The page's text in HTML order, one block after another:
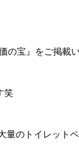
宝』をご掲載
笑
量のトイレット